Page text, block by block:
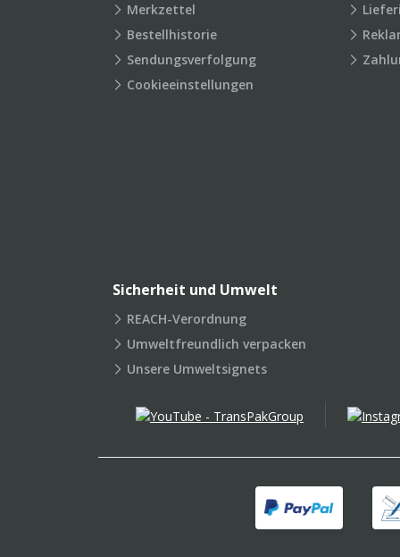
Merkzettel
Bestellhistorie
Sendungsverfolgung
Cookieeinstellungen
Sicherheit und Umwelt
REACH-Verordnung
Umweltfreundlich verpacken
Unsere Umweltsignets